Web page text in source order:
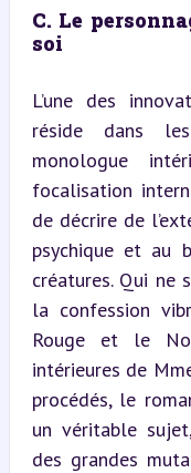
C. Le
soi
L’une des
réside dans
monologue
focalisation
de décrire de
psychique et au
créatures. Qui ne
la confession
Rouge et le
intérieures de
procédés, le
un véritable
des grandes